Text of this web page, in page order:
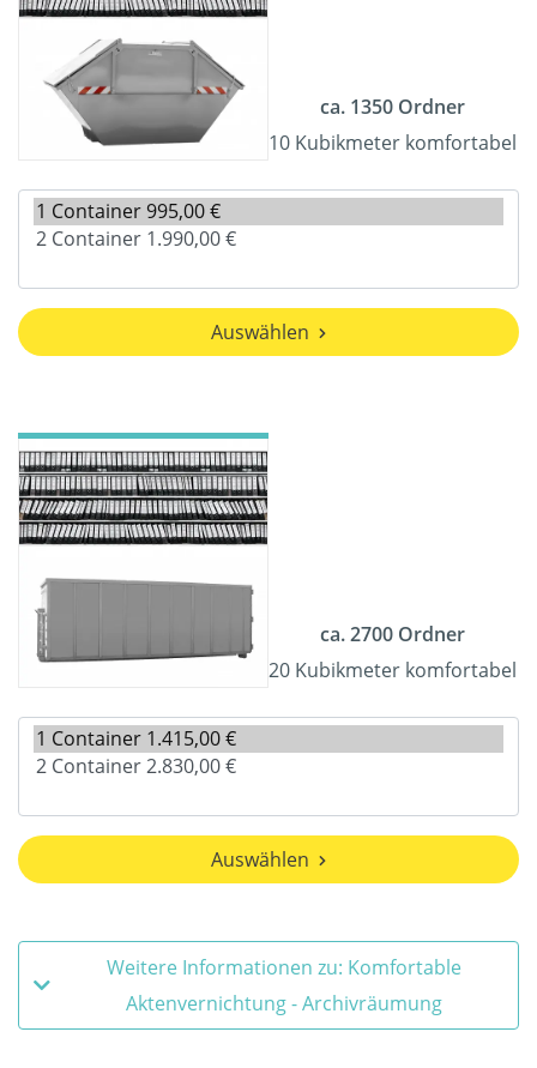
ca. 1350 Ordner
10 Kubikmeter komfortabel
Auswählen
ca. 2700 Ordner
20 Kubikmeter komfortabel
Auswählen
Weitere Informationen zu: Komfortable
Aktenvernichtung - Archivräumung